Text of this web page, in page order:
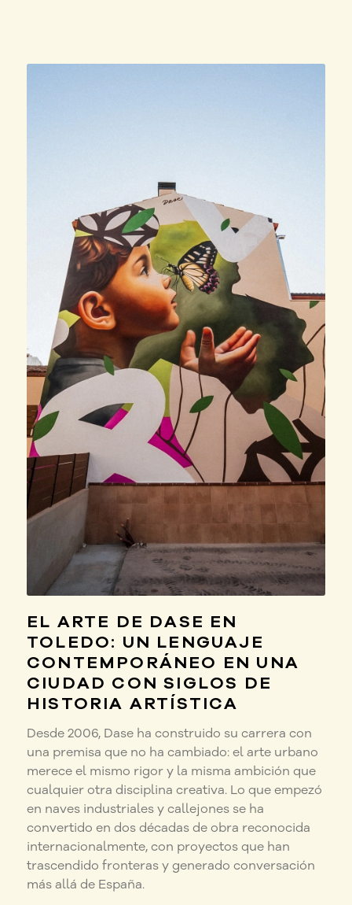
EL ARTE DE DASE EN
TOLEDO: UN LENGUAJE
CONTEMPORÁNEO EN UNA
CIUDAD CON SIGLOS DE
HISTORIA ARTÍSTICA
Desde 2006, Dase ha construido su carrera con
una premisa que no ha cambiado: el arte urbano
merece el mismo rigor y la misma ambición que
cualquier otra disciplina creativa. Lo que empezó
en naves industriales y callejones se ha
convertido en dos décadas de obra reconocida
internacionalmente, con proyectos que han
trascendido fronteras y generado conversación
más allá de España.